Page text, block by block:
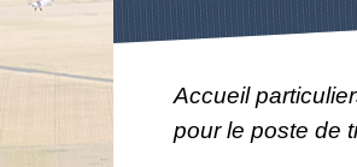
Accueil
pour le poste de